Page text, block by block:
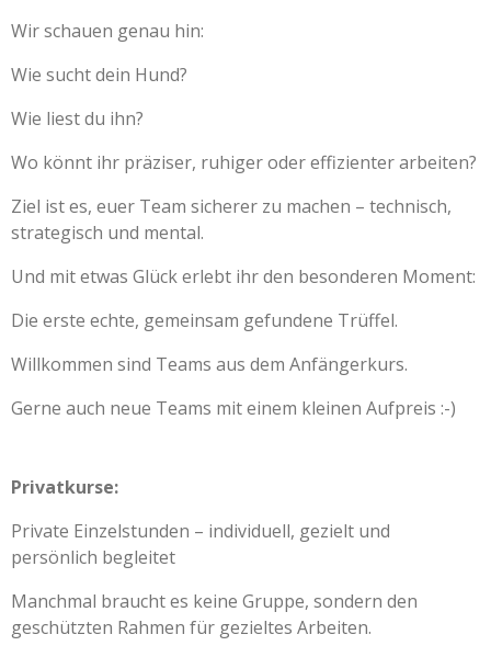
Wir schauen genau hin:
Wie sucht dein Hund?
Wie liest du ihn?
Wo könnt ihr präziser, ruhiger oder effizienter arbeiten?
Ziel ist es, euer Team sicherer zu machen – technisch,
strategisch und mental.
Und mit etwas Glück erlebt ihr den besonderen Moment:
Die erste echte, gemeinsam gefundene Trüffel.
Willkommen sind Teams aus dem Anfängerkurs.
Gerne auch neue Teams mit einem kleinen Aufpreis :-)
Privatkurse:
Private Einzelstunden – individuell, gezielt und
persönlich begleitet
Manchmal braucht es keine Gruppe, sondern den
geschützten Rahmen für gezieltes Arbeiten.